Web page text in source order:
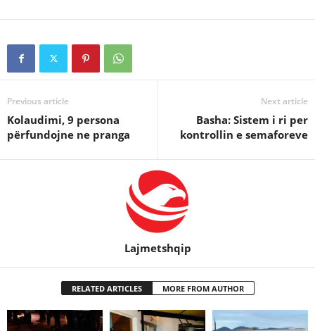
Previous article
Kolaudimi, 9 persona
përfundojne ne pranga
Next article
Basha: Sistem i ri per
kontrollin e semaforeve
Lajmetshqip
RELATED ARTICLES MORE FROM AUTHOR